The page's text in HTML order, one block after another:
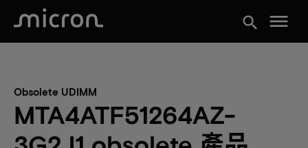
search menu
Obsolete UDIMM
MTA4ATF51264AZ-